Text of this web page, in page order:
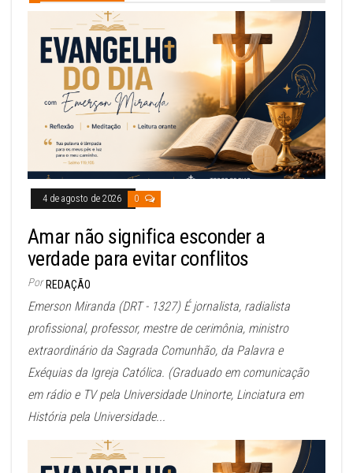
4 de agosto de 2026 0
Amar não significa esconder a
verdade para evitar conflitos
Por REDAÇÃO
Emerson Miranda (DRT - 1327) É jornalista, radialista
profissional, professor, mestre de cerimônia, ministro
extraordinário da Sagrada Comunhão, da Palavra e
Exéquias da Igreja Católica. (Graduado em comunicação
em rádio e TV pela Universidade Uninorte, Linciatura em
História pela Universidade...